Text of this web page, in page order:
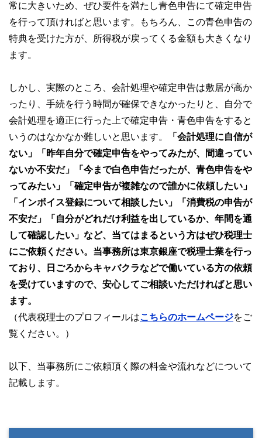
常に大きいため、ぜひ要件を満たし青色申告にて確定申告
を行って頂ければと思います。もちろん、この青色申告の
特典を受けた方が、所得税が戻ってくる金額も大きくなり
ます。
しかし、実際のところ、会計処理や確定申告は敷居が高か
ったり、手続を行う時間が確保できなかったりと、自分で
会計処理を適正に行った上で確定申告・青色申告をすると
いうのはなかなか難しいと思います。
「会計処理に自信が
ない」「昨年自分で確定申告をやってみたが、間違ってい
ないか不安だ」「今まで白色申告だったが、青色申告をや
ってみたい」「確定申告が複雑なので誰かに依頼したい」
「インボイス登録について相談したい」「消費税の申告が
不安だ」「自分がどれだけ利益を出しているか、年間を通
して確認したい」など、当てはまるという方はぜひ税理士
にご依頼ください。当事務所は東京銀座で税理士業を行っ
ており、日ごろからキャバクラなどで働いている方の依頼
を受けていますので、安心してご相談いただければと思い
ます。
（代表税理士のプロフィールはこちらのホームページをご
覧ください。）
以下、当事務所にご依頼頂く際の料金や流れなどについて
記載します。